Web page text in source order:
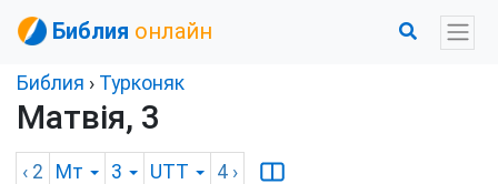
Библия онлайн
Библия › Турконяк
Матвія, 3
‹ 2 Мт 3 UTT 4 ›